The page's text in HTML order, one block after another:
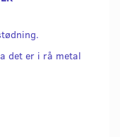
det er i rå metal